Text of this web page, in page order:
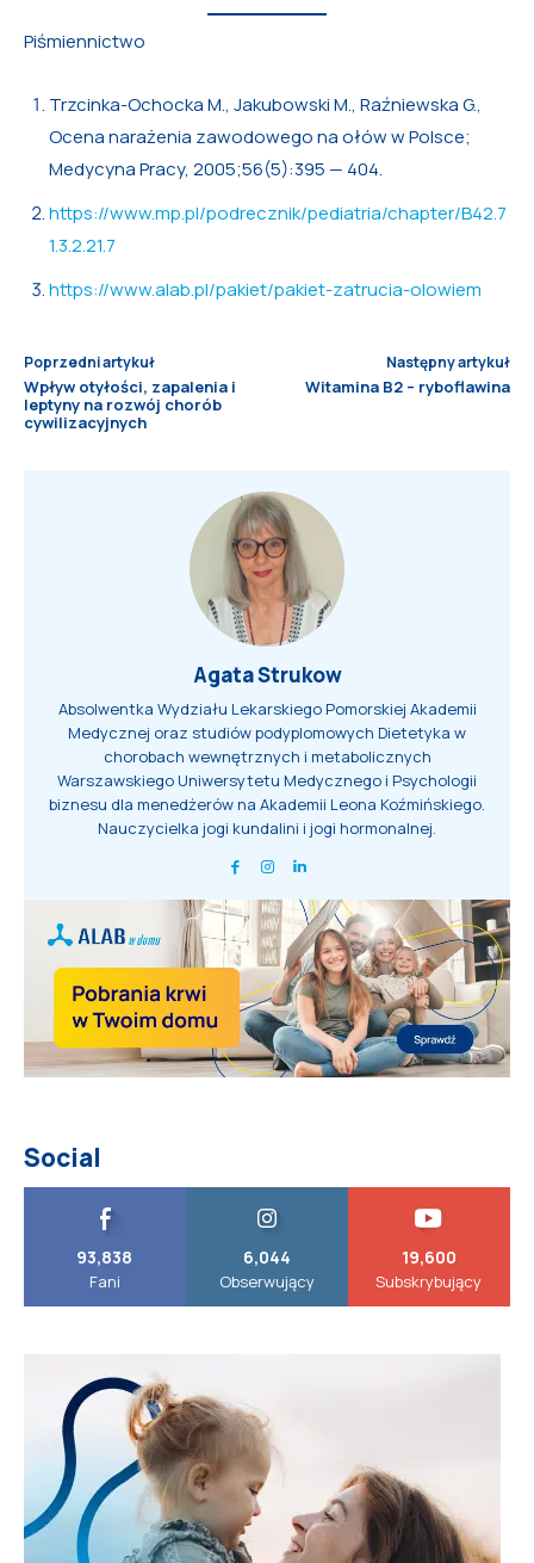
Piśmiennictwo
Trzcinka-Ochocka M., Jakubowski M., Raźniewska G.,
Ocena narażenia zawodowego na ołów w Polsce;
Medycyna Pracy, 2005;56(5):395 — 404.
https://www.mp.pl/podrecznik/pediatria/chapter/B42.7
1.3.2.21.7
https://www.alab.pl/pakiet/pakiet-zatrucia-olowiem
Poprzedni artykuł
Wpływ otyłości, zapalenia i
leptyny na rozwój chorób
cywilizacyjnych
Następny artykuł
Witamina B2 – ryboflawina
Agata Strukow
Absolwentka Wydziału Lekarskiego Pomorskiej Akademii
Medycznej oraz studiów podyplomowych Dietetyka w
chorobach wewnętrznych i metabolicznych
Warszawskiego Uniwersytetu Medycznego i Psychologii
biznesu dla menedżerów na Akademii Leona Koźmińskiego.
Nauczycielka jogi kundalini i jogi hormonalnej.
Social
93,838
Fani
6,044
Obserwujący
19,600
Subskrybujący